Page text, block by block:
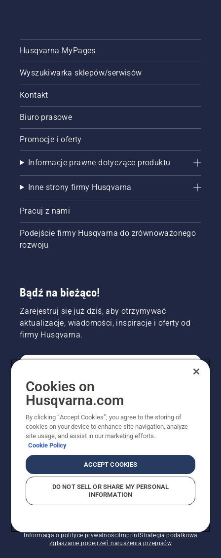
Husqvarna MyPages
Wyszukiwarka sklepów/serwisów
Kontakt
Biuro prasowe
Promocje i oferty
Informacje prawne dotyczące produktu
Inne strony firmy Husqvarna
Pracuj z nami
Podejście firmy Husqvarna do zrównoważonego
rozwoju
Bądź na bieżąco!
Zarejestruj się już dziś, aby otrzymywać
aktualizacje, wiadomości, inspiracje i oferty od
firmy Husqvarna.
PROFESJONALISTA
Informacja o polityce prywatnościImprintStrategia podatkowa
Zgłaszanie podejrzeń naruszenia przepisów
Cookies on
Husqvarna.com
By clicking “Accept Cookies”, you agree to the storing of
cookies on your device to enhance site navigation, analyze
site usage, and assist in our marketing efforts.
Cookie Policy
ACCEPT COOKIES
DO NOT SELL OR SHARE MY PERSONAL
INFORMATION